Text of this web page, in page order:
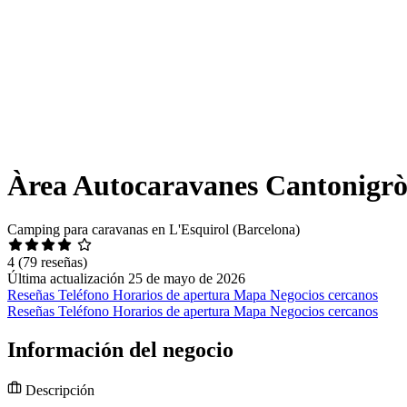
Àrea Autocaravanes
Camping para caravanas en L'Esquirol (Barcelona)
4 (79 reseñas)
Última actualización 25 de mayo de 2026
Reseñas Teléfono Horarios de apertura Mapa Negocios cercanos
Reseñas Teléfono Horarios de apertura Mapa Negocios cercanos
Información del negocio
Descripción